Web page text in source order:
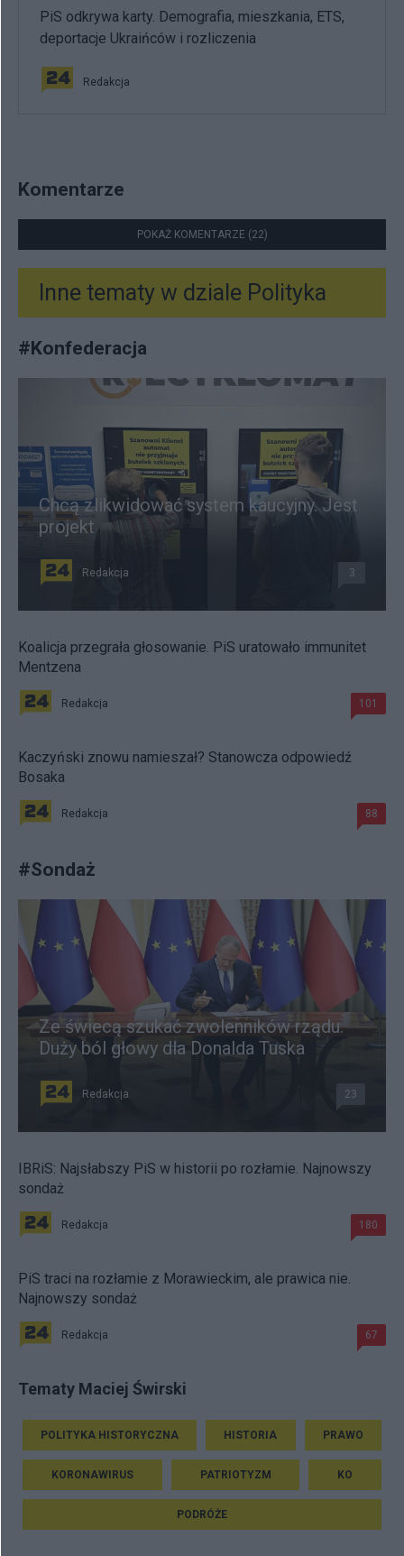
PiS odkrywa karty. Demografia, mieszkania, ETS,
deportacje Ukraińców i rozliczenia
Redakcja
Komentarze
POKAŻ KOMENTARZE (22)
Inne tematy w dziale Polityka
#Konfederacja
Chcą zlikwidować system kaucyjny. Jest
projekt
Redakcja 3
Koalicja przegrała głosowanie. PiS uratowało immunitet
Mentzena
Redakcja 101
Kaczyński znowu namieszał? Stanowcza odpowiedź
Bosaka
Redakcja 88
#Sondaż
Ze świecą szukać zwolenników rządu.
Duży ból głowy dla Donalda Tuska
Redakcja 23
IBRiS: Najsłabszy PiS w historii po rozłamie. Najnowszy
sondaż
Redakcja 180
PiS traci na rozłamie z Morawieckim, ale prawica nie.
Najnowszy sondaż
Redakcja 67
Tematy Maciej Świrski
POLITYKA HISTORYCZNA HISTORIA PRAWO
KORONAWIRUS PATRIOTYZM KO
PODRÓŻE